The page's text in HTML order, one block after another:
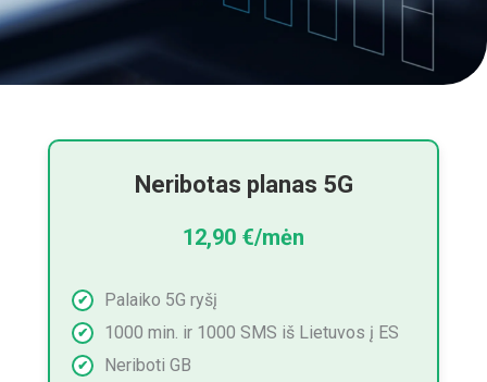
Neribotas planas 5G
12,90 €/mėn
Palaiko 5G ryšį
1000 min. ir 1000 SMS iš Lietuvos į ES
Neriboti GB